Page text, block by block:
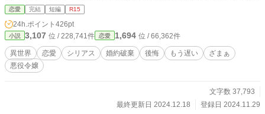
ィカにとれる選択肢は多くない。 せめてこれまで努力してきた王妃教育の成
果を見てもらいたくて。 キレイな姿を婚約者の記憶にとどめてほしくて。
クアリフィカは荒れ狂う感情をしっかりと覆い隠し、この場で最後の公務に臨
む。 卒業パーティー会場に響き渡る悲鳴。 目にした惨状にバタバタと倒れ
るパーティー参加者達。 淑女の鑑とまで言われたクアリフィカの最期の姿
は、良くも悪くも多くの者の記憶に刻まれることになる。 そうして――王太
子とルシクラージュの、後悔と懺悔の日々が始まった。
恋愛 完結 短編 R15
24h.ポイント 426pt
小説 3,107 位 / 228,741件 恋愛 1,694 位 / 66,362件
異世界 恋愛 シリアス 婚約破棄 後悔 もう遅い
ざまぁ
悪役令嬢
文字数 37,793
最終更新日 2024.12.18
登録日 2024.11.29